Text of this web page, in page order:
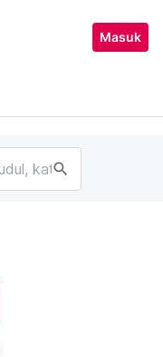
Masuk
search